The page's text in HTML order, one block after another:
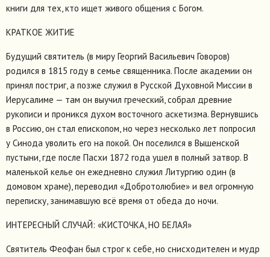
книги для тех, кто ищет живого общения с Богом.
КРАТКОЕ ЖИТИЕ
Будущий святитель (в миру Георгий Васильевич Говоров)
родился в 1815 году в семье священника. После академии он
принял постриг, а позже служил в Русской Духовной Миссии в
Иерусалиме — там он выучил греческий, собрал древние
рукописи и проникся духом восточного аскетизма. Вернувшись
в Россию, он стал епископом, но через несколько лет попросил
у Синода уволить его на покой. Он поселился в Вышенской
пустыни, где после Пасхи 1872 года ушел в полный затвор. В
маленькой келье он ежедневно служил Литургию один (в
домовом храме), переводил «Добротолюбие» и вел огромную
переписку, занимавшую всё время от обеда до ночи.
ИНТЕРЕСНЫЙ СЛУЧАЙ: «КИСТОЧКА, НО БЕЛАЯ»
Святитель Феофан был строг к себе, но снисходителен и мудр